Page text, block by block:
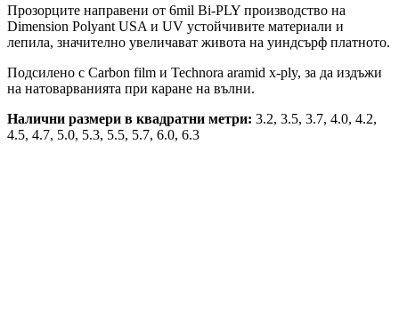
Прозорците направени от 6mil Bi-PLY производство на
Dimension Polyant USA и UV устойчивите материали и
лепила, значително увеличават живота на уиндсърф платното.
Подсилено с Carbon film и Technora aramid x-ply, за да издъжи
на натоварванията при каране на вълни.
Налични размери в квадратни метри: 3.2, 3.5, 3.7, 4.0, 4.2,
4.5, 4.7, 5.0, 5.3, 5.5, 5.7, 6.0, 6.3